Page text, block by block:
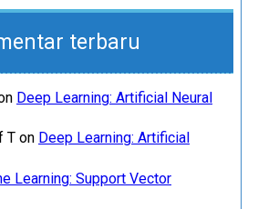
terbaru
Deep Learning: Artificial Neural
T on Deep Learning: Artificial
Learning: Support Vector